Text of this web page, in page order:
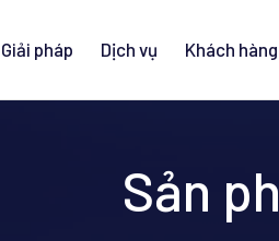
pháp Dịch vụ Khách hàng
Sản